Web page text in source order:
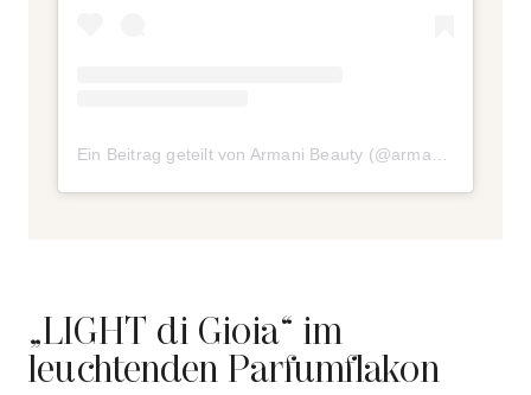
„LIGHT di Gioia“ im
leuchtenden Parfumflakon